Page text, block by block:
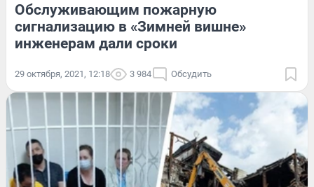
Обслуживающим пожарную
сигнализацию в «Зимней вишне»
инженерам дали сроки
29 октября, 2021, 12:18 3 984 Обсудить